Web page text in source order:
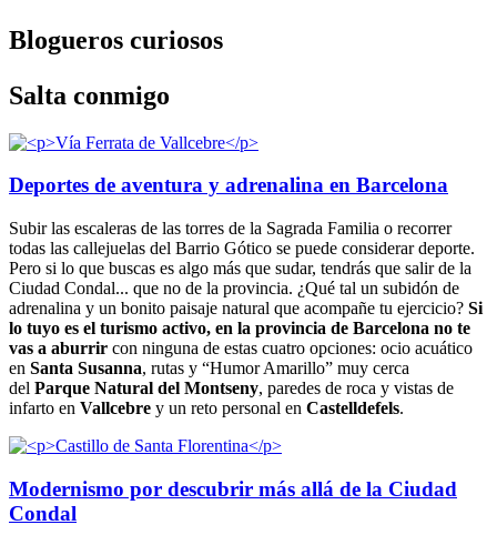
Blogueros curiosos
Salta conmigo
Deportes de aventura y adrenalina en Barcelona
Subir las escaleras de las torres de la Sagrada Familia o recorrer
todas las callejuelas del Barrio Gótico se puede considerar deporte.
Pero si lo que buscas es algo más que sudar, tendrás que salir de la
Ciudad Condal... que no de la provincia. ¿Qué tal un subidón de
adrenalina y un bonito paisaje natural que acompañe tu ejercicio? Si
lo tuyo es el turismo activo, en la provincia de Barcelona no te
vas a aburrir con ninguna de estas cuatro opciones: ocio acuático
en Santa Susanna, rutas y “Humor Amarillo” muy cerca
del Parque Natural del Montseny, paredes de roca y vistas de
infarto en Vallcebre y un reto personal en Castelldefels.
Modernismo por descubrir más allá de la Ciudad
Condal